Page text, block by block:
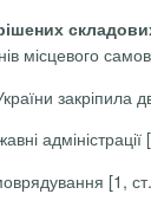
місцевого
закріпила
[1,